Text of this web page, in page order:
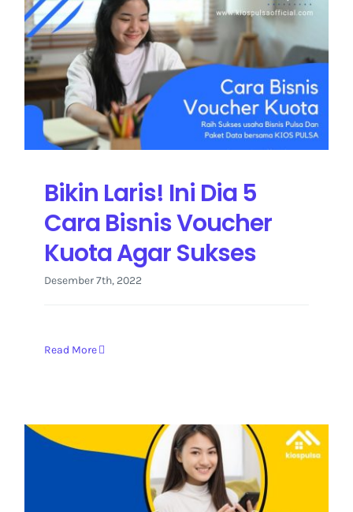
Bikin Laris! Ini Dia 5
Cara Bisnis Voucher
Kuota Agar Sukses
Desember 7th, 2022
Read More